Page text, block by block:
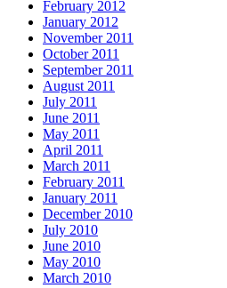
February 2012
January 2012
November 2011
October 2011
September 2011
August 2011
July 2011
June 2011
May 2011
April 2011
March 2011
February 2011
January 2011
December 2010
July 2010
June 2010
May 2010
March 2010